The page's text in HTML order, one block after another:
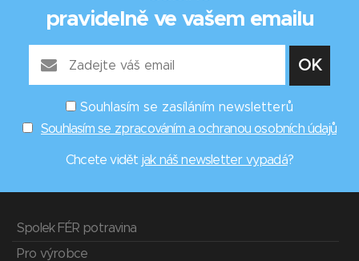
pravidelně ve vašem emailu
Souhlasím se zasíláním newsletterů
Souhlasím se zpracováním a ochranou osobních údajů
Chcete vidět jak náš newsletter vypadá?
Spolek FÉR potravina
Pro výrobce